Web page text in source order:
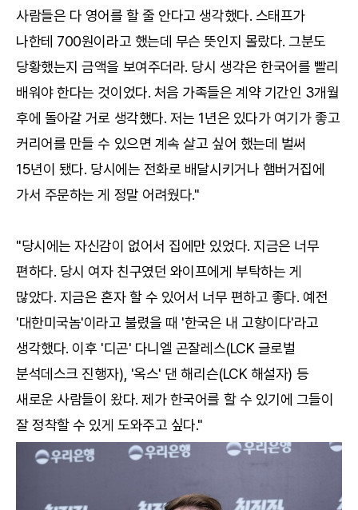
사람들은 다 영어를 할 줄 안다고 생각했다. 스태프가
나한테 700원이라고 했는데 무슨 뜻인지 몰랐다. 그분도
당황했는지 금액을 보여주더라. 당시 생각은 한국어를 빨리
배워야 한다는 것이었다. 처음 가족들은 계약 기간인 3개월
후에 돌아갈 거로 생각했다. 저는 1년은 있다가 여기가 좋고
커리어를 만들 수 있으면 계속 살고 싶어 했는데 벌써
15년이 됐다. 당시에는 전화로 배달시키거나 햄버거집에
가서 주문하는 게 정말 어려웠다."
"당시에는 자신감이 없어서 집에만 있었다. 지금은 너무
편하다. 당시 여자 친구였던 와이프에게 부탁하는 게
많았다. 지금은 혼자 할 수 있어서 너무 편하고 좋다. 예전
'대한미국놈'이라고 불렸을 때 '한국은 내 고향이다'라고
생각했다. 이후 '디곤' 다니엘 곤잘레스(LCK 글로벌
분석데스크 진행자), '옥스' 댄 해리슨(LCK 해설자) 등
새로운 사람들이 왔다. 제가 한국어를 할 수 있기에 그들이
잘 정착할 수 있게 도와주고 싶다."